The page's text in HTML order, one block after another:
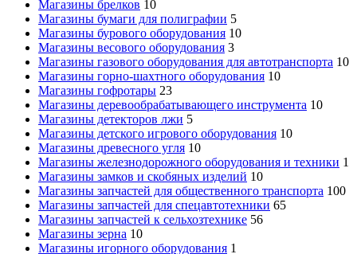
Магазины брелков 10
Магазины бумаги для полиграфии 5
Магазины бурового оборудования 10
Магазины весового оборудования 3
Магазины газового оборудования для автотранспорта 10
Магазины горно-шахтного оборудования 10
Магазины гофротары 23
Магазины деревообрабатывающего инструмента 10
Магазины детекторов лжи 5
Магазины детского игрового оборудования 10
Магазины древесного угля 10
Магазины железнодорожного оборудования и техники 1
Магазины замков и скобяных изделий 10
Магазины запчастей для общественного транспорта 100
Магазины запчастей для спецавтотехники 65
Магазины запчастей к сельхозтехнике 56
Магазины зерна 10
Магазины игорного оборудования 1